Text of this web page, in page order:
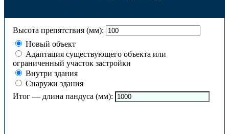
Высота препятствия (мм):
Новый объект
Адаптация существующего объекта или
ограниченный участок застройки
Внутри здания
Снаружи здания
Итог — длина пандуса (мм):